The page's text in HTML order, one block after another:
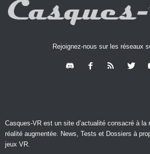
Rejoignez-nous sur les réseaux
Casques-VR est un site d’actualité consacré à la
réalité augmentée. News, Tests et Dossiers à
jeux VR.